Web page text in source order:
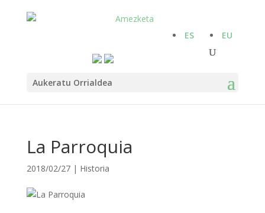
Aukeratu Orrialdea
ES EU
La Parroquia
2018/02/27| Historia